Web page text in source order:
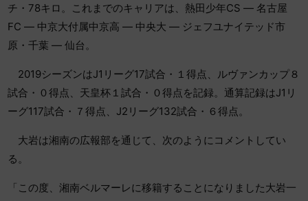
チ・78キロ。これまでのキャリアは、熱田少年CS ― 名古屋
FC ― 中京大付属中京高 ― 中央大 ― ジェフユナイテッド市
原・千葉 ― 仙台。
2019シーズンはJ1リーグ17試合・１得点、ルヴァンカップ８
試合・０得点、天皇杯１試合・０得点を記録。通算記録はJ1リ
ーグ117試合・７得点、J2リーグ132試合・６得点。
大岩は湘南の広報部を通じて、次のようにコメントしてい
る。
「この度、湘南ベルマーレに移籍することになりました大岩一